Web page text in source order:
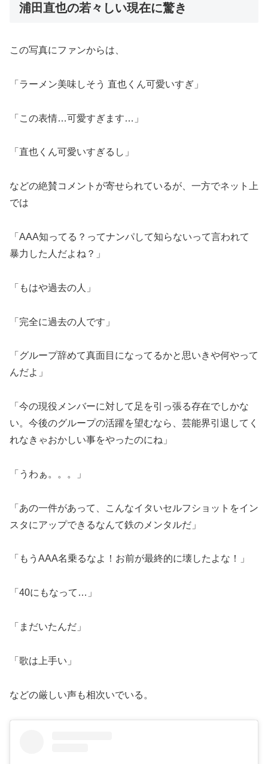
浦田直也の若々しい現在に驚き
この写真にファンからは、
「ラーメン美味しそう 直也くん可愛いすぎ」
「この表情…可愛すぎます…」
「直也くん可愛いすぎるし」
などの絶賛コメントが寄せられているが、一方でネット上
では
「AAA知ってる？ってナンパして知らないって言われて
暴力した人だよね？」
「もはや過去の人」
「完全に過去の人です」
「グループ辞めて真面目になってるかと思いきや何やって
んだよ」
「今の現役メンバーに対して足を引っ張る存在でしかな
い。今後のグループの活躍を望むなら、芸能界引退してく
れなきゃおかしい事をやったのにね」
「うわぁ。。。」
「あの一件があって、こんなイタいセルフショットをイン
スタにアップできるなんて鉄のメンタルだ」
「もうAAA名乗るなよ！お前が最終的に壊したよな！」
「40にもなって…」
「まだいたんだ」
「歌は上手い」
などの厳しい声も相次いでいる。